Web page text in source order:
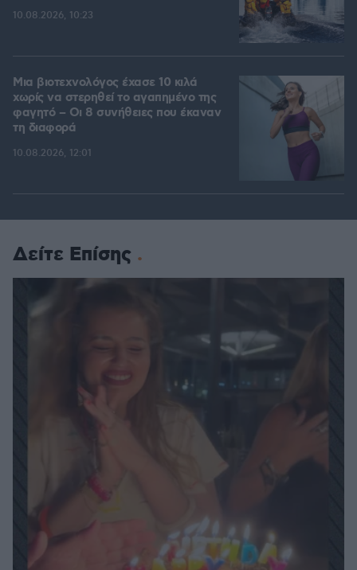
10.08.2026, 10:23
Μια βιοτεχνολόγος έχασε 10 κιλά
χωρίς να στερηθεί το αγαπημένο της
φαγητό – Οι 8 συνήθειες που έκαναν
τη διαφορά
10.08.2026, 12:01
Δείτε Επίσης